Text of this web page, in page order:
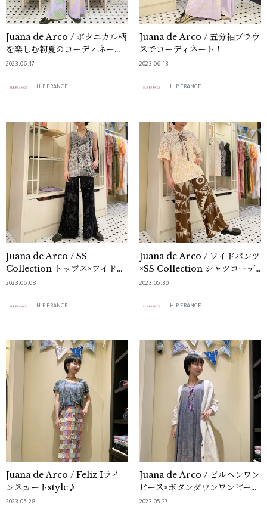
Juana de Arco / ボタニカル柄
を楽しむ初夏のコーディネート
♪
2023.06.17
H.P.FRANCE
Juana de Arco / 五分袖ブラウ
スでコーディネート！
2023.06.13
H.P.FRANCE
Juana de Arco / SS
Collection トップス×ワイドパ
ンツ コーディネート♪
2023.06.08
H.P.FRANCE
Juana de Arco / ワイドパンツ
×SS Collection シャツコーデ
ィネート♡
2023.05.30
H.P.FRANCE
Juana de Arco / Feliz Iライ
ンスカートstyle♪
2023.05.28
Juana de Arco / ビルヘンワン
ピース×ボタンダウンワンピース
☆
2023.05.27